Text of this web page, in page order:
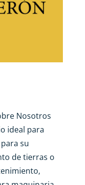
Nosotros
ideal para
su
de tierras o